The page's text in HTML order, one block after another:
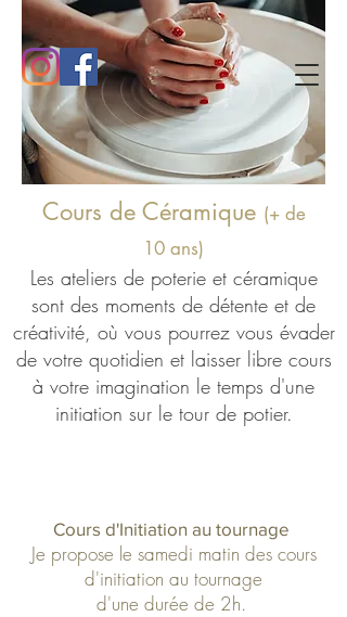
Cours de Céramique (+ de
10 ans)
Les ateliers de poterie et céramique
sont des moments de détente et de
créativité, où vous pourrez vous évader
de votre quotidien et laisser libre cours
à votre imagination le temps d'une
initiation sur le tour de potier.
Cours d'Initiation au tournage
Je propose le samedi matin des cours
d'initiation au tournage
d'une durée de 2h.